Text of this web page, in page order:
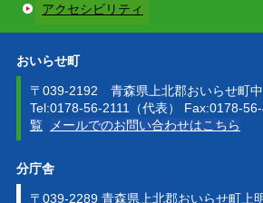
アクセシビリティ
おいらせ町
〒039-2192 青森県上北郡おいらせ町
Tel:0178-56-2111（代表） Fax:0178-
覧
メールでのお問い合わせはこちら
分庁舎
〒039-2289 青森県上北郡おいらせ町上